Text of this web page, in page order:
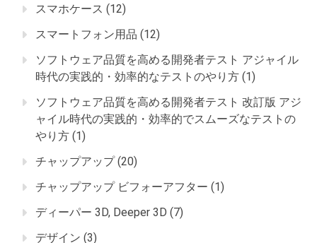
スマホケース (12)
スマートフォン用品 (12)
ソフトウェア品質を高める開発者テスト アジャイル
時代の実践的・効率的なテストのやり方 (1)
ソフトウェア品質を高める開発者テスト 改訂版 アジ
ャイル時代の実践的・効率的でスムーズなテストの
やり方 (1)
チャップアップ(20)
チャップアップ ビフォーアフター (1)
ディーパー 3D, Deeper 3D (7)
デザイン (3)